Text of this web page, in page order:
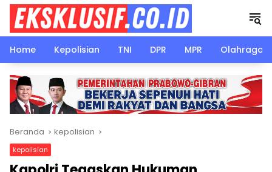
Langsung
konten
Home
Kepolisian TNI DPR MPR Olahraga
Beranda kepolisian
kepolisian